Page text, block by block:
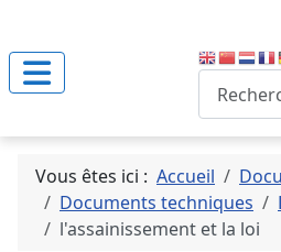
Vous êtes ici : Accueil
Documents techniques
l'assainissement et la loi